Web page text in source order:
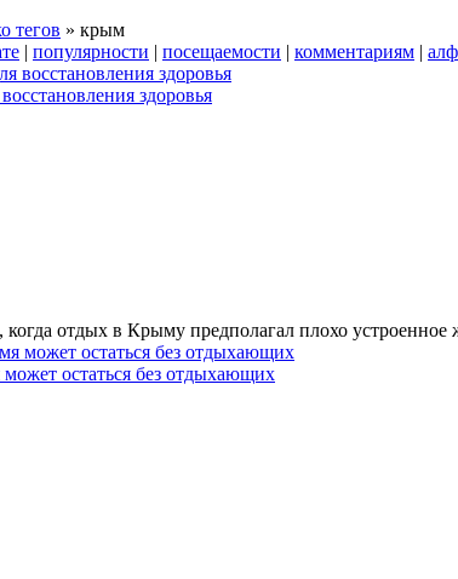
тегов » крым
| популярности | посещаемости | комментариям |
здоровья
отдых в Крыму предполагал плохо устроенное
остаться без отдыхающих